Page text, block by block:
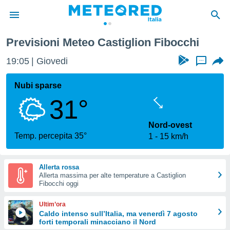
di
per
le
di
Web
le
Previsioni Meteo Castiglion Fibocchi
19:05 Giovedi ...
Nubi sparse
31°
Temp. percepita 35°
Nord-ovest
1
15 km/h
Allerta rossa
Allerta massima per alte temperature a Castiglion
Fibocchi oggi
Ultim’ora
Caldo intenso sull’Italia, ma venerdì 7 agosto
forti temporali minacciano il Nord